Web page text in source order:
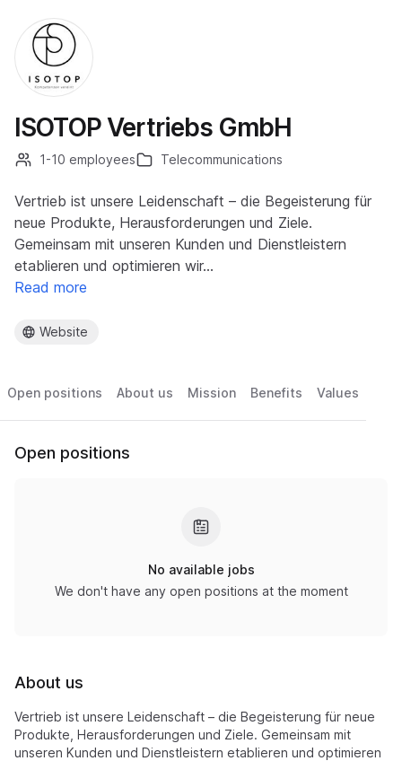
ISOTOP Vertriebs GmbH
1-10 employees Telecommunications
Vertrieb ist unsere Leidenschaft – die Begeisterung für
neue Produkte, Herausforderungen und Ziele.
Gemeinsam mit unseren Kunden und Dienstleistern
etablieren und optimieren wir…
Read more
Website
Open positions About us Mission Benefits Values
Open positions
No available jobs
We don't have any open positions at the moment
About us
Vertrieb ist unsere Leidenschaft – die Begeisterung für neue
Produkte, Herausforderungen und Ziele. Gemeinsam mit
unseren Kunden und Dienstleistern etablieren und optimieren